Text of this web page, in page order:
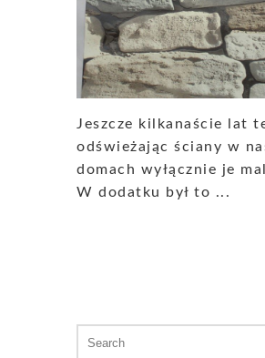
Jeszcze kilkanaście lat
odświeżając ściany w
domach wyłącznie je
W dodatku był to ...
for: